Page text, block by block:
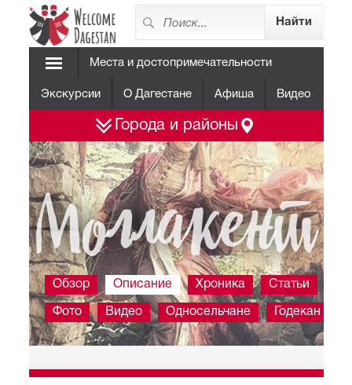
Места и достопримечательности
Экскурсии О Дагестане Афиша Видео
Города и районы
Моллакент
Обзор Описание Хроника Статьи
Фото Видео Односельчане Годекан